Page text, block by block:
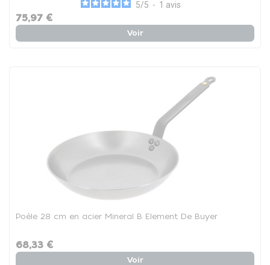
5/5 - 1 avis
75,97 €
Voir
Poêle 28 cm en acier Mineral B Element De Buyer
68,33 €
Voir